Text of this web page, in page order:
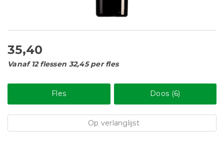
35,40
Vanaf 12 flessen 32,45 per fles
Fles Doos (6)
Op verlanglijst